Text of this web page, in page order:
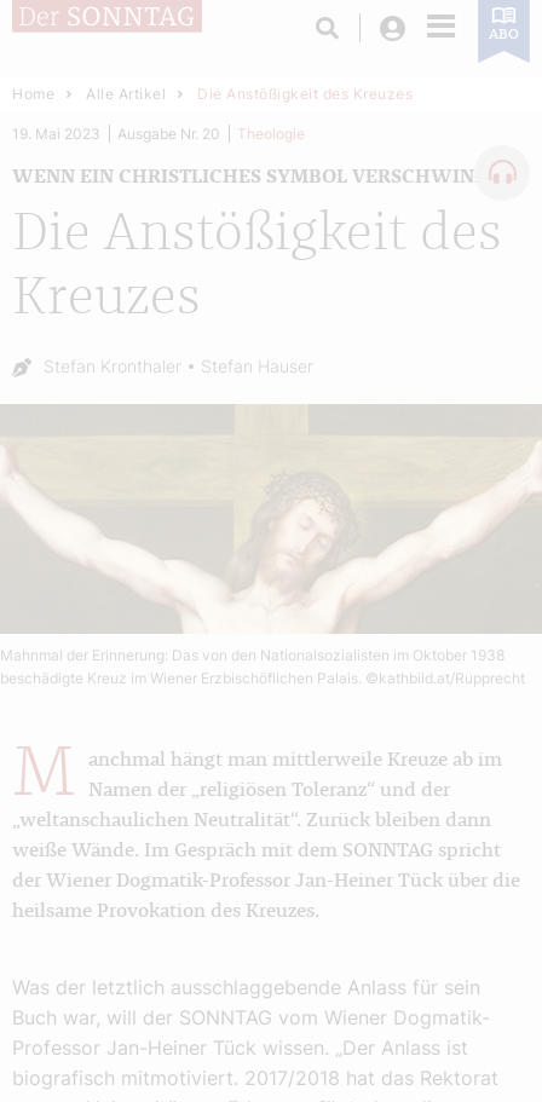
Login ABO
Home Alle Artikel Die Anstößigkeit des Kreuzes
Die Anstößigkeit des
Kreuzes
WENN EIN CHRISTLICHES SYMBOL VERSCHWINDET
19. Mai 2023 Ausgabe Nr. 20 Theologie
Autor:
Stefan Kronthaler Stefan Hauser
Mahnmal der Erinnerung: Das von den Nationalsozialisten im Oktober 1938
beschädigte Kreuz im Wiener Erzbischöflichen Palais. ©kathbild.at/Rupprecht
M
anchmal hängt man mittlerweile Kreuze ab im
Namen der „religiösen Toleranz“ und der
„weltanschaulichen Neutralität“. Zurück bleiben dann
weiße Wände. Im Gespräch mit dem SONNTAG spricht
der Wiener Dogmatik-Professor Jan-Heiner Tück über die
heilsame Provokation des Kreuzes.
Was der letztlich ausschlaggebende Anlass für sein
Buch war, will der SONNTAG vom Wiener Dogmatik-
Professor Jan-Heiner Tück wissen. „Der Anlass ist
biografisch mitmotiviert. 2017/2018 hat das Rektorat